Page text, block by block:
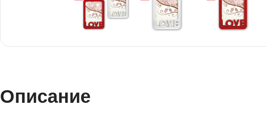
Постери
Стена
Описание